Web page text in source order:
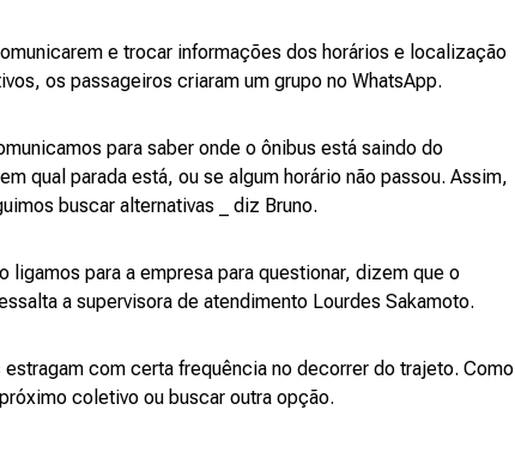
e trocar informações dos horários e localização
os passageiros criaram um grupo no WhatsApp.
para saber onde o ônibus está saindo do
qual parada está, ou se algum horário não passou. Assim,
buscar alternativas _ diz Bruno.
ligamos para a empresa para questionar, dizem que o
a supervisora de atendimento Lourdes Sakamoto.
com certa frequência no decorrer do trajeto. Como
coletivo ou buscar outra opção.